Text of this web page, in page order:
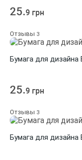
25.9 грн
Отзывы 3
Бумага для дизайна
25.9 грн
Отзывы 3
Бумага для дизайна